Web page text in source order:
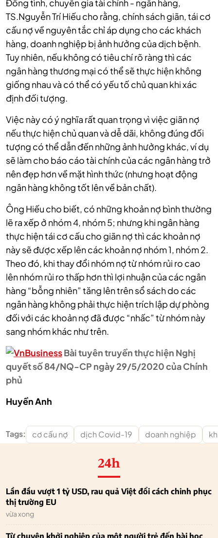
Đồng tình, chuyên gia tài chính - ngân hàng,
TS.Nguyễn Trí Hiếu cho rằng, chính sách giãn, tái cơ
cấu nợ về nguyên tắc chỉ áp dụng cho các khách
hàng, doanh nghiệp bị ảnh hưởng của dịch bệnh.
Tuy nhiên, nếu không có tiêu chí rõ ràng thì các
ngân hàng thương mại có thể sẽ thực hiện không
giống nhau và có thể có yếu tố chủ quan khi xác
định đối tượng.
Việc này có ý nghĩa rất quan trọng vì việc giãn nợ
nếu thực hiện chủ quan và dễ dãi, không đúng đối
tượng có thể dẫn đến những ảnh hưởng khác, ví dụ
sẽ làm cho báo cáo tài chính của các ngân hàng trở
nên đẹp hơn về mặt hình thức (nhưng hoạt động
ngân hàng không tốt lên về bản chất).
Ông Hiếu cho biết, có những khoản nợ bình thường
lẽ ra xếp ở nhóm 4, nhóm 5; nhưng khi ngân hàng
thực hiện tái cơ cấu cho giãn nợ thì các khoản nợ
này sẽ được xếp lên các khoản nợ nhóm 1, nhóm 2.
Theo đó, khi thay đổi nhóm nợ từ nhóm rủi ro cao
lên nhóm rủi ro thấp hơn thì lợi nhuận của các ngân
hàng “bỗng nhiên” tăng lên trên sổ sách do các
ngân hàng không phải thực hiện trích lập dự phòng
đối với các khoản nợ đã được “nhấc” từ nhóm này
sang nhóm khác như trên.
Bài tuyên truyền thực hiện Nghị
quyết số 84/NQ-CP ngày 29/5/2020 của Chính
phủ
Huyền Anh
Tags: cơ cấu nợ dịch Covid-19 doanh nghiệp
24h
Lần đầu vượt 1 tỷ USD, rau quả Việt đổi cách chinh phục
thị trường EU
vừa xong